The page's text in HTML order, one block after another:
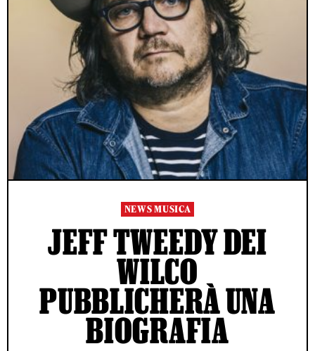
NEWS MUSICA
JEFF TWEEDY DEI
WILCO
PUBBLICHERÀ UNA
BIOGRAFIA